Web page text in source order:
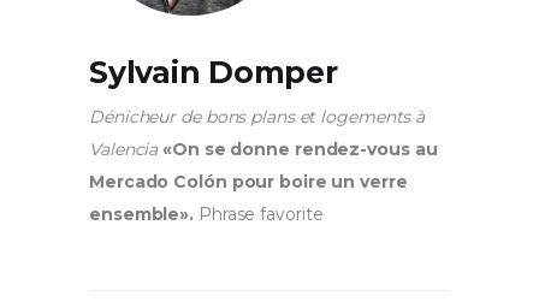
Sylvain Domper
Dénicheur de bons plans et logements à
Valencia «On se donne rendez-vous au
Mercado Colón pour boire un verre
ensemble». Phrase favorite